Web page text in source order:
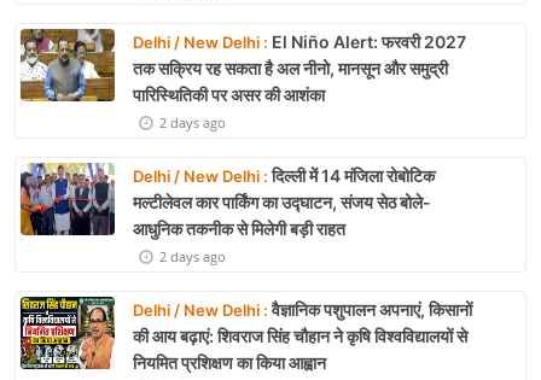
Delhi / New Delhi : El Niño Alert: फरवरी 2027
तक सक्रिय रह सकता है अल नीनो, मानसून और समुद्री
पारिस्थितिकी पर असर की आशंका
2 days ago
Delhi / New Delhi :दिल्ली में 14 मंजिला रोबोटिक
मल्टीलेवल कार पार्किंग का उद्घाटन, संजय सेठ बोले-
आधुनिक तकनीक से मिलेगी बड़ी राहत
2 days ago
Delhi / New Delhi :वैज्ञानिक पशुपालन अपनाएं, किसानों
की आय बढ़ाएं: शिवराज सिंह चौहान ने कृषि विश्वविद्यालयों से
नियमित प्रशिक्षण का किया आह्वान